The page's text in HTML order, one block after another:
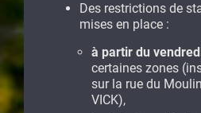
Des restrictions de
mises en place :
à partir du
certaines zones
sur la rue du
VICK),